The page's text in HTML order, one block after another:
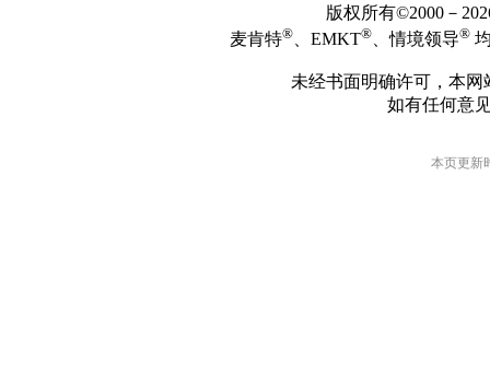
版权所有©2000－
麦肯特® 、EMKT® 、情境领导®
未经书面明确许可，本
如有任何意
本页更新